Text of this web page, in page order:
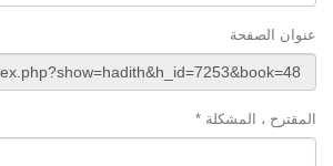
عنوان الصفحة
المقترح ، المشكلة *